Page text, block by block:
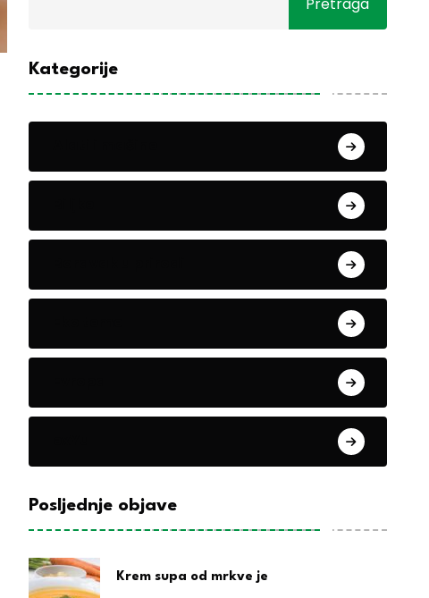
Pretraga
Kategorije
Posljednje objave
Krem supa od mrkve je